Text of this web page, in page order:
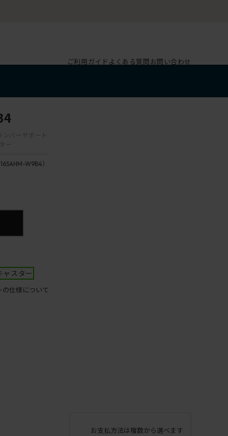
ご利用ガイド よくある質問お問い合わせ
バーサポート
ー
W9B4）
ャスター
の仕様について
お支払方法は複数から選べます